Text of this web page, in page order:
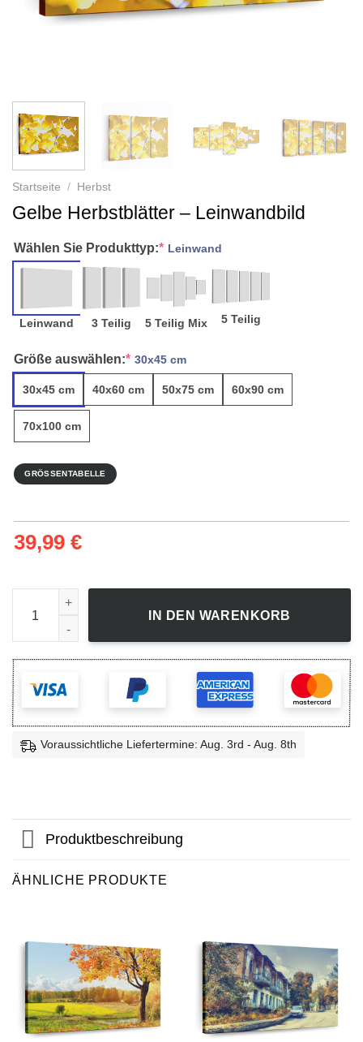
Startseite / Herbst
Gelbe Herbstblätter – Leinwandbild
Wählen Sie Produkttyp:* Leinwand
Leinwand 3 Teilig 5 Teilig Mix 5 Teilig
Größe auswählen:* 30x45 cm
30x45 cm 40x60 cm 50x75 cm 60x90 cm
70x100 cm
GRÖSSENTABELLE
39,99 €
Gelbe Herbstblätter - Leinwandbild Menge
IN DEN WARENKORB
Voraussichtliche Liefertermine: Aug. 3rd - Aug. 8th
Produktbeschreibung
ÄHNLICHE PRODUKTE